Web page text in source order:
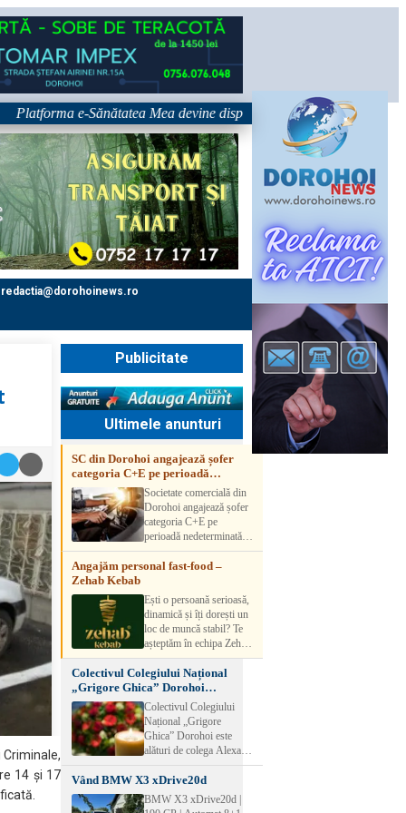
e-Sănătatea Mea devine disponibilă pe 1 septembrie:
redactia@dorohoinews.ro
14 şi 17
Publicitate
Ultimele anunturi
SC din Dorohoi angajează șofer
categoria C+E pe perioadă
nedeterminatăSocietate comercială din
Dorohoi angajează șofer
categoria C+E pe
perioadă nedeterminată.
Candidatul trebuie să
aibă experiență și atestat
detalii, vă rog să sunați la
numărul de telefon.
Angajăm personal fast-food –
Zehab Kebab
Ești o persoană serioasă,
dinamică și îți dorești un
loc de muncă stabil? Te
așteptăm în echipa Zehab
Kebab! Posturi
disponibile: -
SHAORMAR AJUTOR
BUCATAR 2/posturi -
LUCRATOR
COMERCIAL
VANZATOR /2 posturi
muncă Program flexibil
Salariu motivant, în
funcție de experienț
Colectivul Colegiului Național
„Grigore Ghica” Dorohoi
transmite sincere condoleanțe
Colectivul Colegiului
Național „Grigore
Ghica” Dorohoi este
alături de colega Alexa
Lăcrămioara la trecerea în
neființă a soțului și
transmite sincere
condoleanțe familiei.
Vând BMW X3 xDrive20d
BMW X3 xDrive20d |